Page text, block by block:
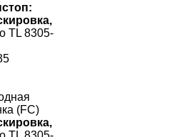
TL 8305-
(FC)